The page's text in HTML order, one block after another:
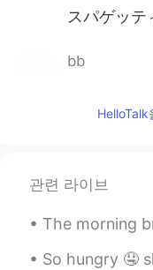
スパゲッテ
bb
かわいい
ざいます
Tatsuya 起
HelloTalk
관련 라이브
The morning breeze, Rattling
So hungry 🤤 shopping 🛍 makes